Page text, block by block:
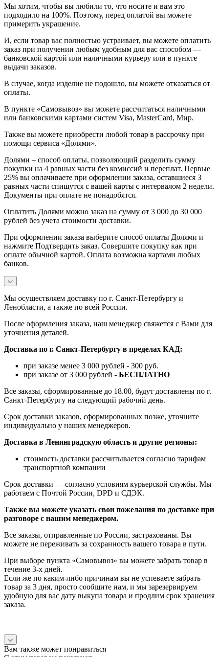
Мы хотим, чтобы вы любили то, что носите и вам это
подходило на 100%. Поэтому, перед оплатой вы можете
примерить украшение.
И, если товар вас полностью устраивает, вы можете оплатить
заказ при получении любым удобным для вас способом —
банковской картой или наличными курьеру или в пункте
выдачи заказов.
В случае, когда изделие не подошло, вы можете отказаться от
оплаты.
В пункте «Самовывоз» вы можете рассчитаться наличными
или банковскими картами систем Visa, MasterCard, Мир.
Также вы можете приобрести любой товар в рассрочку при
помощи сервиса «Долями».
Долями – способ оплаты, позволяющий разделить сумму
покупки на 4 равных части без комиссий и переплат. Первые
25% вы оплачиваете при оформлении заказа, оставшиеся 3
равных части спишутся с вашей карты с интервалом 2 недели.
Документы при оплате не понадобятся.
Оплатить Долями можно заказ на сумму от 3 000 до 30 000
рублей без учета стоимости доставки.
При оформлении заказа выберите способ оплаты Долями и
нажмите Подтвердить заказ. Совершите покупку как при
оплате обычной картой. Оплата возможна картами любых
банков.
Мы осуществляем доставку по г. Санкт-Петербургу и
Ленобласти, а также по всей России.
После оформления заказа, наш менеджер свяжется с Вами для
уточнения деталей.
Доставка по г. Санкт-Петербургу в пределах КАД:
при заказе менее 3 000 рублей - 300 руб.
при заказе от 3 000 рублей - БЕСПЛАТНО
Все заказы, сформированные до 18.00, будут доставлены по г.
Санкт-Петербургу на следующий рабочий день.
Срок доставки заказов, сформированных позже, уточните
индивидуально у наших менеджеров.
Доставка в Ленинградскую область и другие регионы:
стоимость доставки рассчитывается согласно тарифам
транспортной компании
Срок доставки — согласно условиям курьерской службы. Мы
работаем с Почтой России, DPD и СДЭК.
Также вы можете указать свои пожелания по доставке при
разговоре с нашим менеджером.
Все заказы, отправленные по России, застрахованы. Вы
можете не переживать за сохранность вашего товара в пути.
При выборе пункта «Самовывоз» вы можете забрать товар в
течение 3-х дней.
Если же по каким-либо причинам вы не успеваете забрать
товар за 3 дня, просто сообщите нам, и мы зарезервируем
удобную для вас дату выкупа товара и продлим срок хранения
заказа.
Вам также может понравиться